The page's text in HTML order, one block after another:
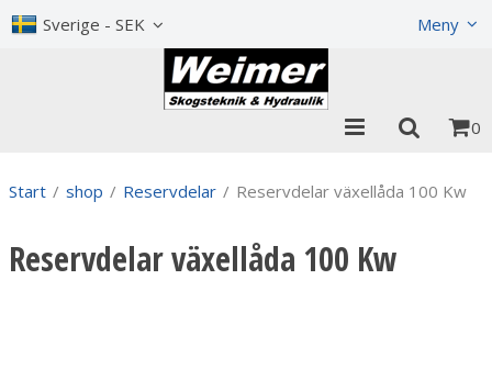
Sverige - SEK Meny
0
Start / shop / Reservdelar / Reservdelar växellåda 100 Kw
Reservdelar växellåda 100 Kw